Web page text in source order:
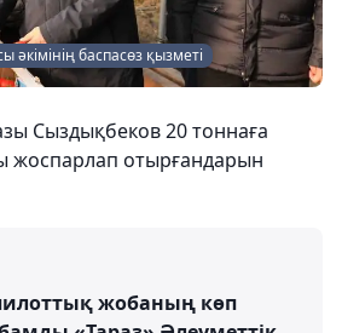
баспасөз қызметі
Сыздықбеков 20 тоннаға
жоспарлап отырғандарын
пилоттық жобаның көп